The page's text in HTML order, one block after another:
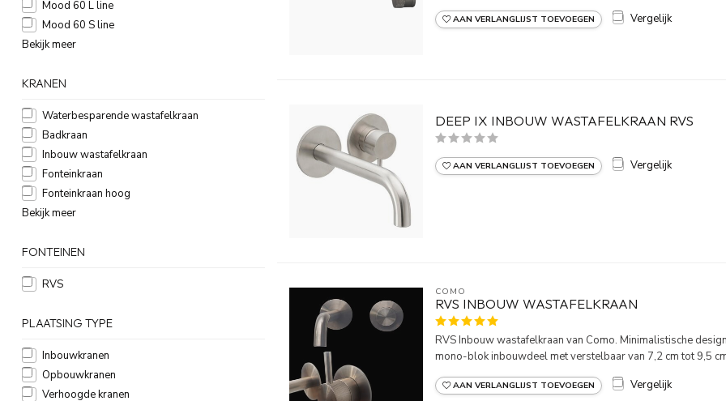
Mood 60 L line
Mood 60 S line
Bekijk meer
KRANEN
Waterbesparende wastafelkraan
Badkraan
Inbouw wastafelkraan
Fonteinkraan
Fonteinkraan hoog
Bekijk meer
FONTEINEN
RVS
PLAATSING TYPE
Inbouwkranen
Opbouwkranen
Verhoogde kranen
AAN VERLANGLIJST TOEVOEGEN Vergelijk
DEEP IX INBOUW WASTAFELKRAAN RVS
AAN VERLANGLIJST TOEVOEGEN Vergelijk
COMO
RVS INBOUW WASTAFELKRAAN
RVS Inbouw wastafelkraan van Como. Minimalistische
mono-blok inbouwdeel met verstelbaar van 7,2 cm tot 9,5
AAN VERLANGLIJST TOEVOEGEN Vergelijk